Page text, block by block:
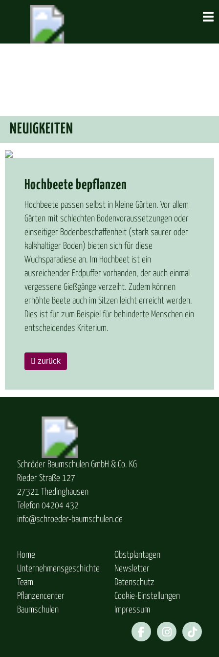
NEU­IG­KEI­TEN
Hoch­bee­te be­pflan­zen
Hochbeete passen selbst in kleine Gärten. Vor allem
Gärten mit schlechten Bodenvoraussetzungen oder
einseitiger Bodenbeschaffenheit (stark saurer oder
kalkhaltiger Boden) bieten sich für diese
Wuchsparadiese an. Im Hochbeet ist ein
ausreichender Erdpuffer vorhanden, der auch einmal
vergessene Gießgänge verzeiht. Zudem können
erhöhte Beete auch im Sitzen leicht erreicht werden.
Dies ist für zum Beispiel für behinderte Menschen ein
entscheidendes Kriterium.
zurück
Schröder Baumschulen GmbH & Co. KG
Rieder Straße 127
27321 Thedinghausen
Telefon 04204 432
info@schroeder-baumschulen.de
Home
Unternehmensgeschichte
Team
Pflanzencenter
Baumschulen
Obstplantagen
Newsletter
Datenschutz
Cookie-Einstellungen
Impressum